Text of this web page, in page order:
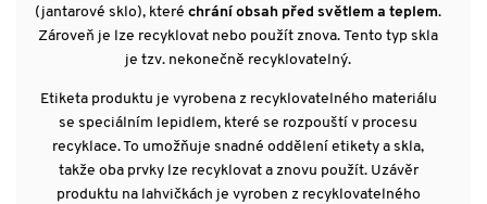
(jantarové sklo), které chrání obsah před světlem a teplem.
Zároveň je lze recyklovat nebo použít znova. Tento typ skla
je tzv. nekonečně recyklovatelný.
Etiketa produktu je vyrobena z recyklovatelného materiálu
se speciálním lepidlem, které se rozpouští v procesu
recyklace. To umožňuje snadné oddělení etikety a skla,
takže oba prvky lze recyklovat a znovu použít. Uzávěr
produktu na lahvičkách je vyroben z recyklovatelného